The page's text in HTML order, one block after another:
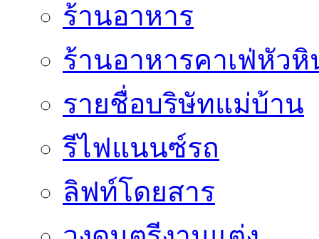
ร้านอาหาร
ร้านอาหารคาเฟ่หัวหิ
รายชื่อบริษัทแม่บ้าน
รีไฟแนนซ์รถ
ลิฟท์โดยสาร